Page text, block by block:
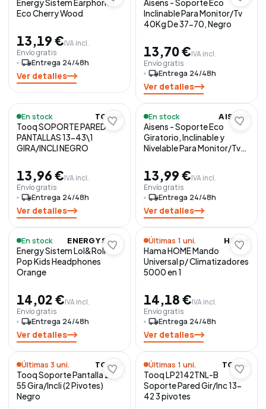
Energy Sistem Earphones
Eco Cherry Wood
13,19 €IVA incl.
Envío gratis
local_shippingEntrega 24/48h
Ver detalles
Aisens - Soporte Eco
Inclinable Para Monitor/Tv
40Kg De 37-70, Negro
13,70 €IVA incl.
Envío gratis
local_shippingEntrega 24/48h
Ver detalles
En stock TOOQ
Tooq SOPORTE PARED
PANTALLAS 13-43\1
GIRA/INCLI NEGRO
13,96 €IVA incl.
Envío gratis
local_shippingEntrega 24/48h
Ver detalles
En stock AISENS
Aisens - Soporte Eco
Giratorio, Inclinable y
Nivelable Para Monitor/Tv
13-42 Pulgadas
13,99 €IVA incl.
Envío gratis
local_shippingEntrega 24/48h
Ver detalles
En stock ENERGY SISTEM
Energy Sistem Lol&Roll
Pop Kids Headphones
Orange
14,02 €IVA incl.
Envío gratis
local_shippingEntrega 24/48h
Ver detalles
Últimas 1 uni. HAMA
Hama HOME Mando
Universal p/ Climatizadores
5000 en 1
14,18 €IVA incl.
Envío gratis
local_shippingEntrega 24/48h
Ver detalles
Últimas 3 uni. TOOQ
Tooq Soporte Pantalla 23-
55 Gira/Incli (2 Pivotes)
Negro
Últimas 1 uni. TOOQ
Tooq LP2142TNL-B
Soporte Pared Gir/Inc 13-
42 3 pivotes